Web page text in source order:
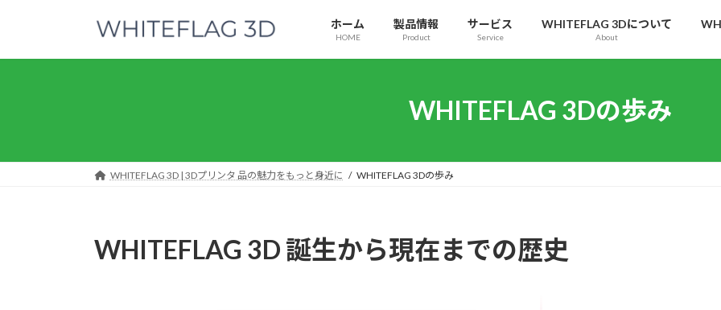
ッ
移
ホーム
HOME
製品情報
Product
サービス
Service
WHITEFLAG 3Dについて
About
WHITEFLAG 3Dの歩み
WHITEFLAG 3D | 3Dプリンタ 品の魅力をもっと身近に WHITEFLAG 3Dの歩み
WHITEFLAG 3D 誕生から現在までの歴史